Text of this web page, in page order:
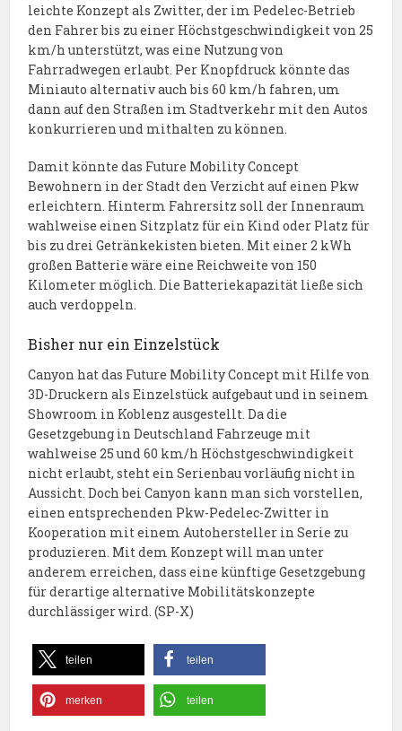
leichte Konzept als Zwitter, der im Pedelec-Betrieb
den Fahrer bis zu einer Höchstgeschwindigkeit von 25
km/h unterstützt, was eine Nutzung von
Fahrradwegen erlaubt. Per Knopfdruck könnte das
Miniauto alternativ auch bis 60 km/h fahren, um
dann auf den Straßen im Stadtverkehr mit den Autos
konkurrieren und mithalten zu können.
Damit könnte das Future Mobility Concept
Bewohnern in der Stadt den Verzicht auf einen Pkw
erleichtern. Hinterm Fahrersitz soll der Innenraum
wahlweise einen Sitzplatz für ein Kind oder Platz für
bis zu drei Getränkekisten bieten. Mit einer 2 kWh
großen Batterie wäre eine Reichweite von 150
Kilometer möglich. Die Batteriekapazität ließe sich
auch verdoppeln.
Bisher nur ein Einzelstück
Canyon hat das Future Mobility Concept mit Hilfe von
3D-Druckern als Einzelstück aufgebaut und in seinem
Showroom in Koblenz ausgestellt. Da die
Gesetzgebung in Deutschland Fahrzeuge mit
wahlweise 25 und 60 km/h Höchstgeschwindigkeit
nicht erlaubt, steht ein Serienbau vorläufig nicht in
Aussicht. Doch bei Canyon kann man sich vorstellen,
einen entsprechenden Pkw-Pedelec-Zwitter in
Kooperation mit einem Autohersteller in Serie zu
produzieren. Mit dem Konzept will man unter
anderem erreichen, dass eine künftige Gesetzgebung
für derartige alternative Mobilitätskonzepte
durchlässiger wird. (SP-X)
teilen teilen
merken teilen